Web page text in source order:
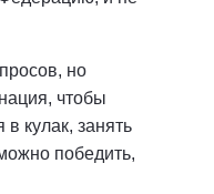
но
чтобы
кулак, занять
победить,